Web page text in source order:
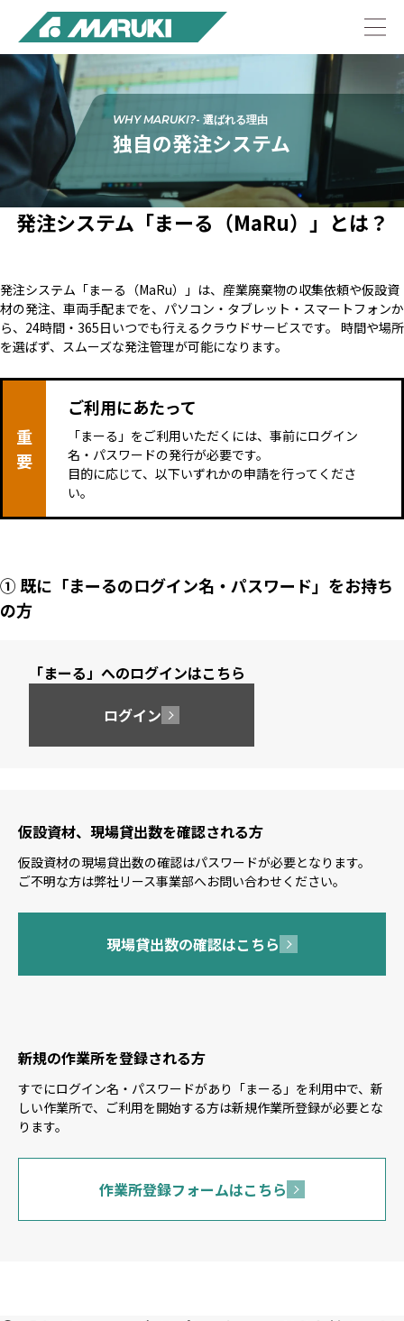
WHY MARUKI?
独自の発注システム
発注システム「まーる（MaRu）」とは？
発注システム「まーる（MaRu）」は、産業廃棄物の収集依頼や仮設資
材の発注、車両手配までを、パソコン・タブレット・スマートフォンか
ら、24時間・365日いつでも行えるクラウドサービスです。 時間や場所
を選ばず、スムーズな発注管理が可能になります。
重
要
ご利用にあたって
「まーる」をご利用いただくには、事前にログイン
名・パスワードの発行が必要です。
目的に応じて、以下いずれかの申請を行ってくださ
い。
① 既に「まーるのログイン名・パスワード」をお持ち
の方
「まーる」へのログインはこちら
ログイン
仮設資材、現場貸出数を確認される方
仮設資材の現場貸出数の確認はパスワードが必要となります。
ご不明な方は弊社リース事業部へお問い合わせください。
現場貸出数の確認はこちら
新規の作業所を登録される方
すでにログイン名・パスワードがあり「まーる」を利用中で、新
しい作業所で、ご利用を開始する方は新規作業所登録が必要とな
ります。
作業所登録フォームはこちら